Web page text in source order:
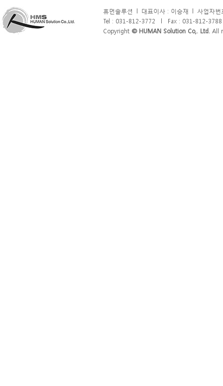
휴먼솔루션 대표이사 : 이승재
사업자
Tel : 031-812-3772
Fax : 031-812-3788
Copyright © HUMAN Solution Co,. Ltd. All